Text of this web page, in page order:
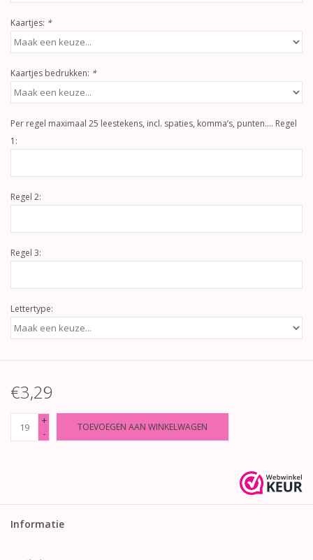
Kaartjes: *
Kaartjes bedrukken: *
Per regel maximaal 25 leestekens, incl. spaties, komma’s, punten…. Regel
1:
Regel 2:
Regel 3:
Lettertype:
€3,29
+
-
TOEVOEGEN AAN WINKELWAGEN
Informatie